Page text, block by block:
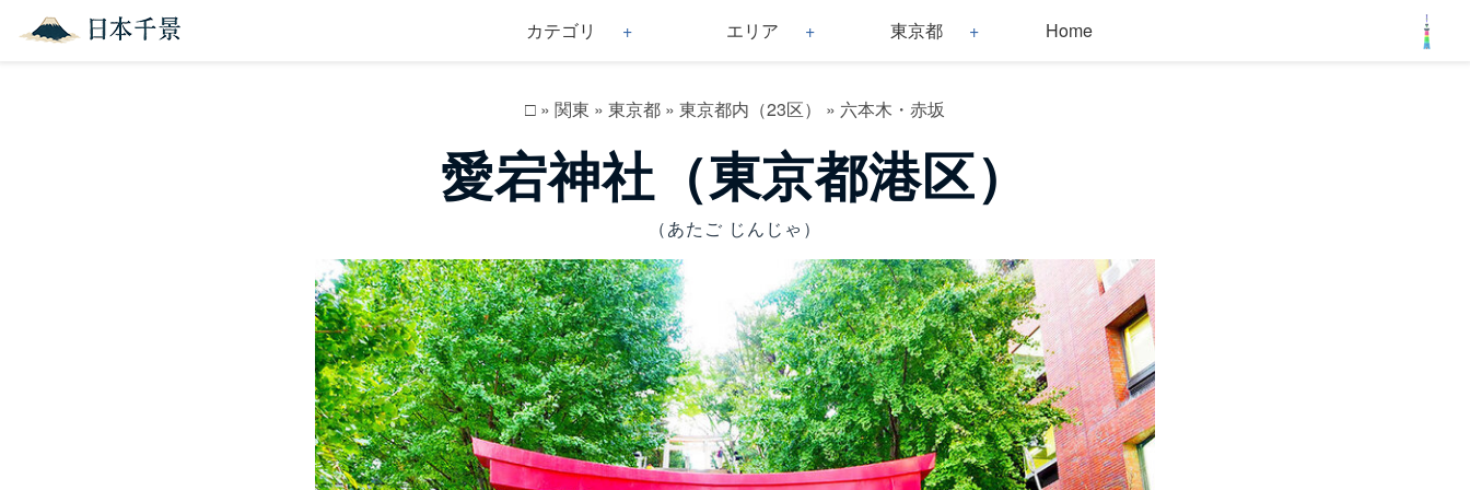
カテゴリ エリア 東京都 Home
□ » 関東 » 東京都 » 東京都内（23区） » 六本木・赤坂
愛宕神社（東京都港区）
（あたご じんじゃ）